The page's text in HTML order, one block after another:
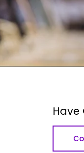
Have